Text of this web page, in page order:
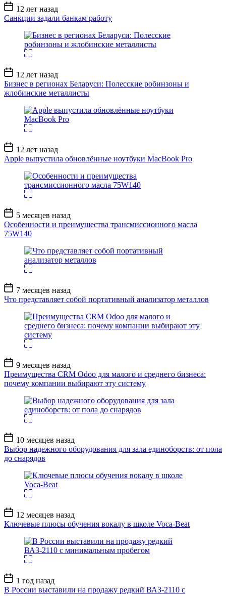
Дата
записи
12 лет назад
Санкции задали банкам работу
Дата
записи
12 лет назад
Бизнес в регионах Беларуси: Полесские робинзоны и
жлобинские металлисты
Дата
записи
12 лет назад
Apple выпустила обновлённые ноутбуки MacBook Pro
Дата
записи
5 месяцев назад
Особенности и преимущества трансмиссионного масла
75W140
Дата
записи
7 месяцев назад
Что представляет собой портативный анализатор металлов
Дата
записи
9 месяцев назад
Преимущества CRM Odoo для малого и среднего бизнеса:
почему компании выбирают эту систему
Дата
записи
10 месяцев назад
Выбор надежного оборудования для зала единоборств: от пола
до снарядов
Дата
записи
12 месяцев назад
Ключевые плюсы обучения вокалу в школе Voca-Beat
Дата
записи
1 год назад
В России выставили на продажу редкий ВАЗ-2110 с